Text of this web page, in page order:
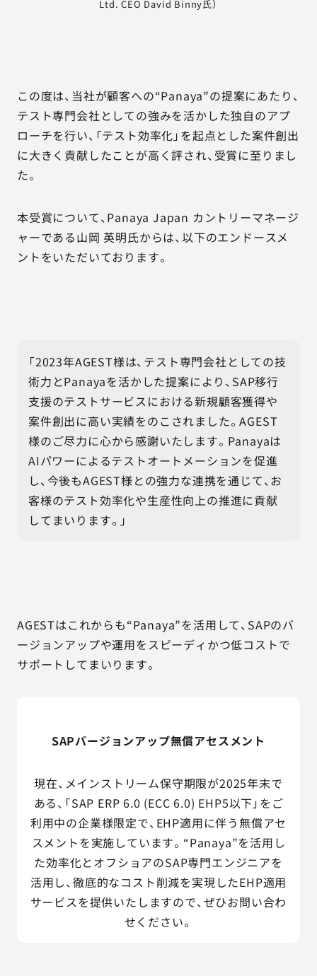
Ltd. CEO David Binny氏）
この度は、当社が顧客への“Panaya”の提案にあたり、
テスト専門会社としての強みを活かした独自のアプ
ローチを行い、「テスト効率化」を起点とした案件創出
に大きく貢献したことが高く評され、受賞に至りまし
た。
本受賞について、Panaya Japan カントリーマネージ
ャーである山岡 英明氏からは、以下のエンドースメ
ントをいただいております。
「2023年AGEST様は、テスト専門会社としての技
術力とPanayaを活かした提案により、SAP移行
支援のテストサービスにおける新規顧客獲得や
案件創出に高い実績をのこされました。AGEST
様のご尽力に心から感謝いたします。Panayaは
AIパワーによるテストオートメーションを促進
し、今後もAGEST様との強力な連携を通じて、お
客様のテスト効率化や生産性向上の推進に貢献
してまいります。」
AGESTはこれからも“Panaya”を活用して、SAPのバ
ージョンアップや運用をスピーディかつ低コストで
サポートしてまいります。
SAPバージョンアップ無償アセスメント
現在、メインストリーム保守期限が2025年末で
ある、「SAP ERP 6.0 (ECC 6.0) EHP5以下」をご
利用中の企業様限定で、EHP適用に伴う無償アセ
スメントを実施しています。“Panaya”を活用し
た効率化とオフショアのSAP専門エンジニアを
活用し、徹底的なコスト削減を実現したEHP適用
サービスを提供いたしますので、ぜひお問い合わ
せください。